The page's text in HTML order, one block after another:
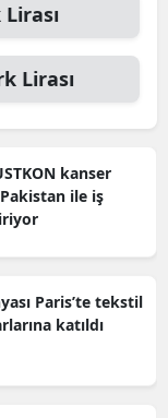
Lirası
kanser
ile iş
Paris’te tekstil
katıldı